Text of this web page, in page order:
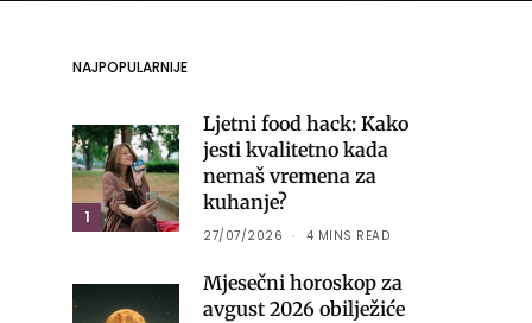
NAJPOPULARNIJE
1
Ljetni food hack: Kako
jesti kvalitetno kada
nemaš vremena za
kuhanje?
27/07/2026 4 MINS READ
Mjesečni horoskop za
avgust 2026 obilježiće